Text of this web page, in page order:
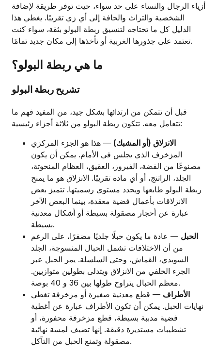
أزياء الرجال والنساء على حد سواء، حيث توفر طريقة لإضافة
الشخصية والتراث والحافة إلى أي زي تقريبًا. يغطي هذا
الدليل كل ما تحتاجه لتنسيق ربطة البولو بثقة، سواء كنت
تعتمد على جذورها الغربية أو تأخذها إلى مكان جديد تمامًا.
ما هي ربطة البولو؟
تشريح ربطة البولو
قبل أن تتمكن من ارتدائها بشكل جيد، من المفيد فهم ما
تتعامل معه. تتكون ربطة البولو من ثلاثة أجزاء رئيسية:
الانزلاق (أو المشبك) — هذا هو الجزء المركزي
المزخرف الذي يجلس في الأمام. يمكن أن يكون
مصنوعًا من الفضة، الفيروز، العقيق، العظام المنحوتة،
الجلد، الراتنج، أو أي مادة تقريبًا. الانزلاق هو ما يمنح
ربطة البولو طابعها ويحدد مستوى رسميتها. تتميز بعض
الانزلاقات بأعمال فضية معقدة، بينما البعض الآخر
عبارة عن أحجار مصقولة بسيطة أو أشكال معدنية
بسيطة.
الحبل — عادة ما يكون حبلًا جلديًا مضفرًا، على الرغم
من أن الاختلافات تشمل الحبال المنسوجة، الجلد
السويدي، القماش، وحتى السلسلة. يمر الحبل عبر
الجزء الخلفي من الانزلاق ويتدلى بطولين متوازيين.
معظم الحبال يتراوح طولها بين 36 و 40 بوصة.
الأطراف — قطع معدنية صغيرة أو مزخرفة تغطي
نهايات الحبل. يمكن أن تكون الأطراف عبارة عن أغطية
فضية مدببة بسيطة، قطع مزخرفة محفورة، أو
تشطيبات مستديرة دقيقة. إنها تضيف لمسة نهائية
مصقولة وتمنع الحبل من التآكل.